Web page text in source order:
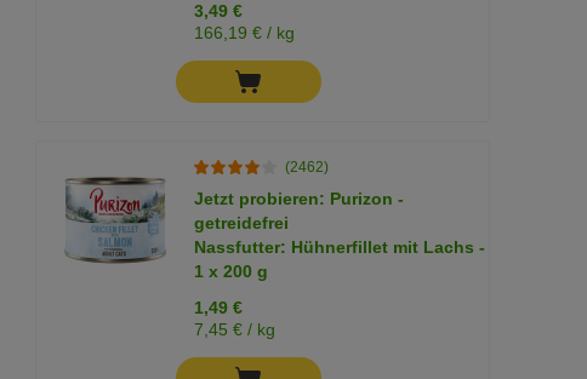
3,49 €
166,19 € / kg
(2462)
Jetzt probieren: Purizon -
getreidefrei
Nassfutter: Hühnerfillet mit Lachs -
1 x 200 g
1,49 €
7,45 € / kg